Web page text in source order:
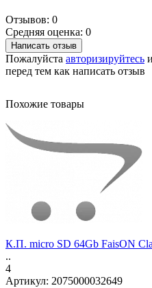
Отзывов: 0
Средняя оценка: 0
Написать отзыв
Пожалуйста авторизируйтесь
перед тем как написать отзыв
Похожие товары
К.П. micro SD 64Gb FaisON
..
4
Артикул: 2075000032649